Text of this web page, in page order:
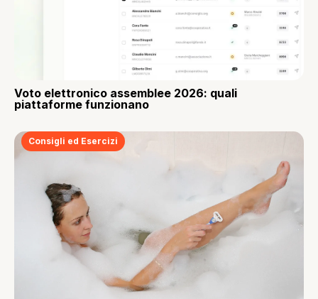
Voto elettronico assemblee 2026: quali
piattaforme funzionano
Consigli ed Esercizi